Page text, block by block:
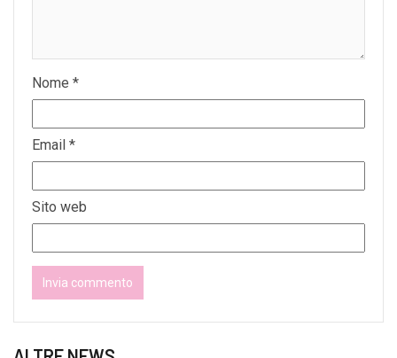
Nome *
Email *
Sito web